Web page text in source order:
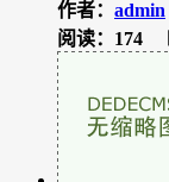
作者： admin
阅读：174